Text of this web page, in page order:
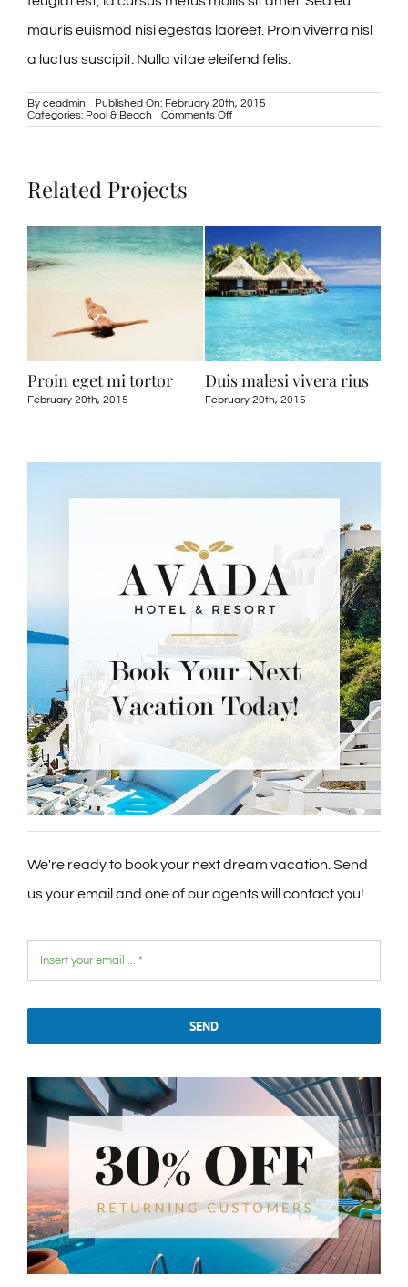
mauris euismod nisi egestas laoreet. Proin viverra nisl
a luctus suscipit. Nulla vitae eleifend felis.
By ceadmin
Published On: February 20th, 2015
Categories: Pool & Beach Comments Offon
Ut
Related Projects
Proin eget mi tortor
February 20th, 2015
Duis malesi vivera rius
February 20th, 2015
We're ready to book your next dream vacation. Send
us your email and one of our agents will contact you!
SEND